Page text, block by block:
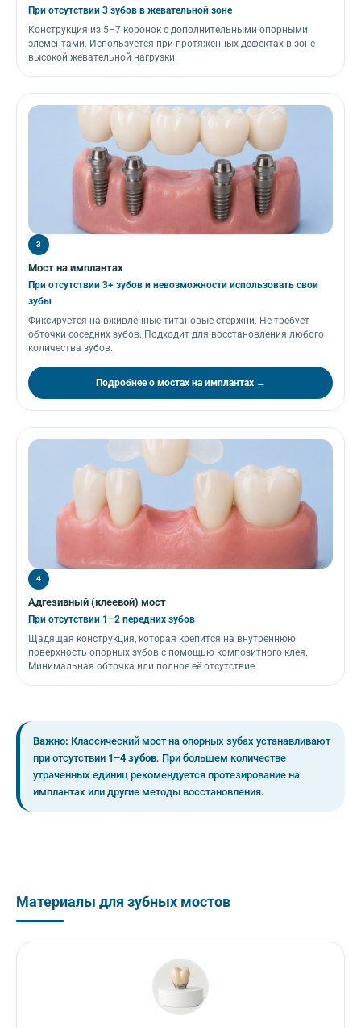
При отсутствии 3 зубов в жевательной зоне
Конструкция из 5–7 коронок с дополнительными опорными
элементами. Используется при протяжённых дефектах в зоне
высокой жевательной нагрузки.
3
Мост на имплантах
При отсутствии 3+ зубов и невозможности использовать свои
зубы
Фиксируется на вживлённые титановые стержни. Не требует
обточки соседних зубов. Подходит для восстановления любого
количества зубов.
Подробнее о мостах на имплантах →
4
Адгезивный (клеевой) мост
При отсутствии 1–2 передних зубов
Щадящая конструкция, которая крепится на внутреннюю
поверхность опорных зубов с помощью композитного клея.
Минимальная обточка или полное её отсутствие.
Важно: Классический мост на опорных зубах устанавливают
при отсутствии 1–4 зубов. При большем количестве
утраченных единиц рекомендуется протезирование на
имплантах или другие методы восстановления.
Материалы для зубных мостов